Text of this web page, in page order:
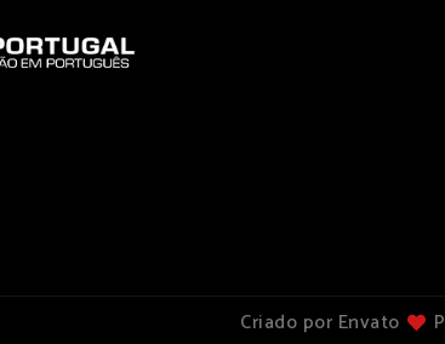
Criado por Envato